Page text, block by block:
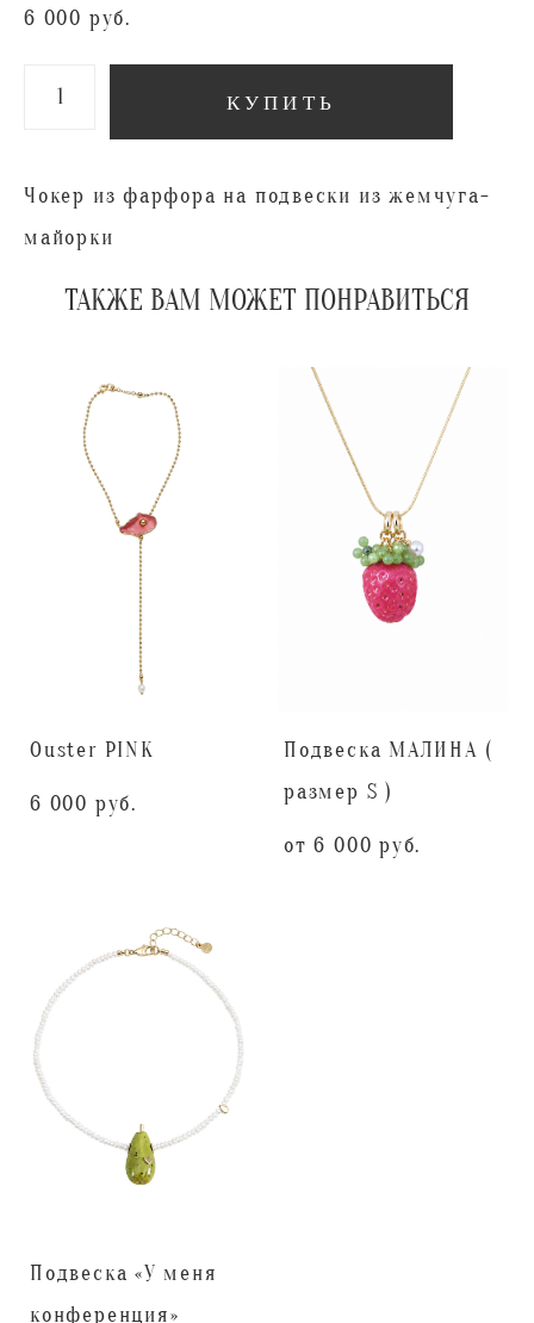
6 000 pуб.
КУПИТЬ
Чокер из фарфора на подвески из жемчуга-
майорки
ТАКЖЕ ВАМ МОЖЕТ ПОНРАВИТЬСЯ
Ouster PINK
6 000 pуб.
Подвеска МАЛИНА (
размер S )
от 6 000 pуб.
Подвеска «У меня
конференция»